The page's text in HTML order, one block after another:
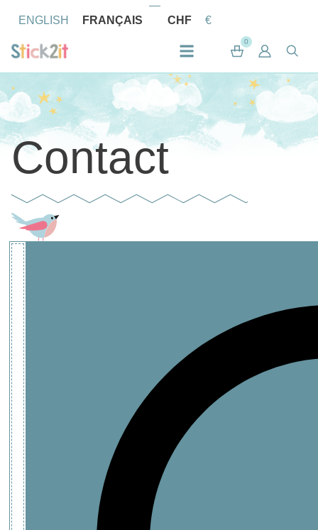
ENGLISH FRANÇAIS CHF €
0
Contact